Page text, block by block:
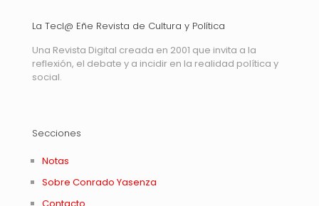
La Tecl@ Eñe Revista de Cultura y Política
Una Revista Digital creada en 2001 que invita a la
reflexión, el debate y a incidir en la realidad política y
social.
Secciones
Notas
Sobre Conrado Yasenza